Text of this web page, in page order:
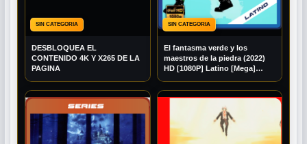
SIN CATEGORIA
DESBLOQUEA EL
CONTENIDO 4K Y X265 DE LA
PAGINA
SIN CATEGORIA
El fantasma verde y los
maestros de la piedra (2022)
HD [1080P] Latino [Mega]